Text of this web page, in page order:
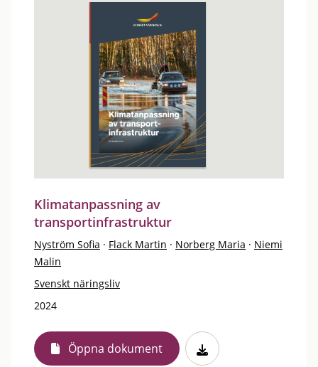
Klimatanpassning av
transportinfrastruktur
Nyström Sofia · Flack Martin · Norberg Maria · Niemi
Malin
Svenskt näringsliv
2024
Öppna dokument